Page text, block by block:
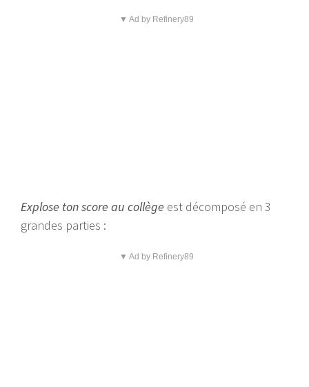
▼ Ad by Refinery89
Explose ton score au collège est décomposé en 3
grandes parties :
▼ Ad by Refinery89